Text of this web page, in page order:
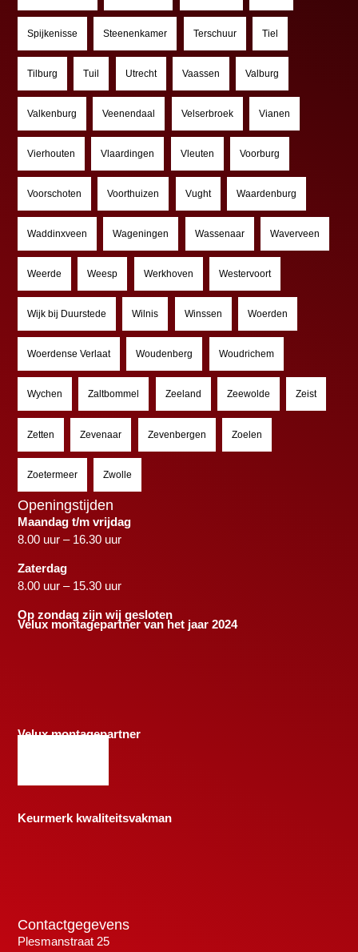
Spijkenisse Steenenkamer Terschuur Tiel
Tilburg Tuil Utrecht Vaassen Valburg
Valkenburg Veenendaal Velserbroek Vianen
Vierhouten Vlaardingen Vleuten Voorburg
Voorschoten Voorthuizen Vught Waardenburg
Waddinxveen Wageningen Wassenaar Waverveen
Weerde Weesp Werkhoven Westervoort
Wijk bij Duurstede Wilnis Winssen Woerden
Woerdense Verlaat Woudenberg Woudrichem
Wychen Zaltbommel Zeeland Zeewolde Zeist
Zetten Zevenaar Zevenbergen Zoelen
Zoetermeer Zwolle
Openingstijden
Maandag t/m vrijdag
8.00 uur – 16.30 uur
Zaterdag
8.00 uur – 15.30 uur
Op zondag zijn wij gesloten
Velux montagepartner van het jaar 2024
Velux montagepartner
Keurmerk kwaliteitsvakman
Contactgegevens
Plesmanstraat 25